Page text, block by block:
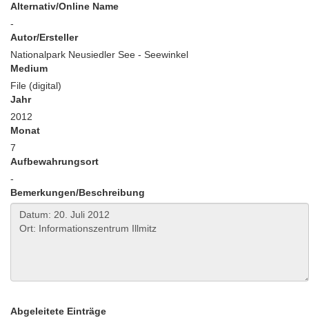
Alternativ/Online Name
-
Autor/Ersteller
Nationalpark Neusiedler See - Seewinkel
Medium
File (digital)
Jahr
2012
Monat
7
Aufbewahrungsort
-
Bemerkungen/Beschreibung
Abgeleitete Einträge